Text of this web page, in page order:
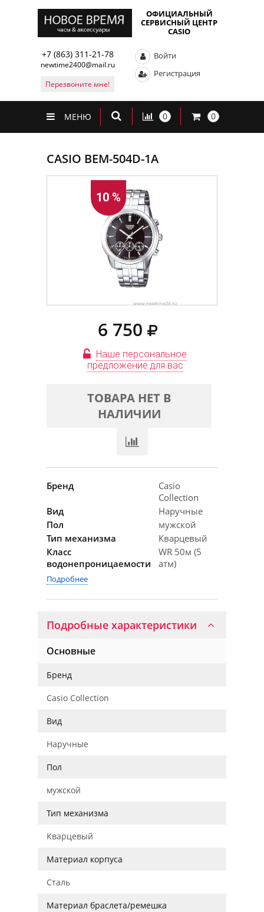
ОФИЦИАЛЬНЫЙ
СЕРВИСНЫЙ ЦЕНТР
CASIO
+7 (863) 311-21-78
newtime2400@mail.ru
Перезвоните мне!
Войти
Регистрация
МЕНЮ 0 0
CASIO BEM-504D-1A
10 %
6 750
Наше персональное
предложение для вас
ТОВАРА НЕТ В
НАЛИЧИИ
Бренд
Casio
Collection
Вид
Наручные
Пол
мужской
Тип механизма
Кварцевый
Класс
водонепроницаемости
WR 50м (5
атм)
Подробнее
Подробные характеристики
Основные
Бренд
Casio Collection
Вид
Наручные
Пол
мужской
Тип механизма
Кварцевый
Материал корпуса
Сталь
Материал браслета/ремешка